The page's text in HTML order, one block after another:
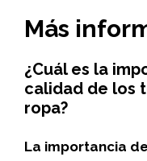
Más
¿Cuál es la
calidad de los
ropa?
La importancia